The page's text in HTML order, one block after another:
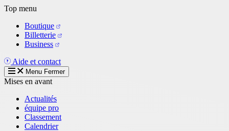
Aller
contenu
principal
Top menu
Boutique
Billetterie
Business
Aide et contact
Menu Fermer
Mises en avant
Actualités
équipe pro
Classement
Calendrier